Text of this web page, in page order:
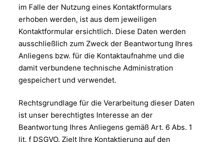
im Falle der Nutzung eines Kontaktformulars
erhoben werden, ist aus dem jeweiligen
Kontaktformular ersichtlich. Diese Daten werden
ausschließlich zum Zweck der Beantwortung Ihres
Anliegens bzw. für die Kontaktaufnahme und die
damit verbundene technische Administration
gespeichert und verwendet.
Rechtsgrundlage für die Verarbeitung dieser Daten
ist unser berechtigtes Interesse an der
Beantwortung Ihres Anliegens gemäß Art. 6 Abs. 1
lit. f DSGVO. Zielt Ihre Kontaktierung auf den